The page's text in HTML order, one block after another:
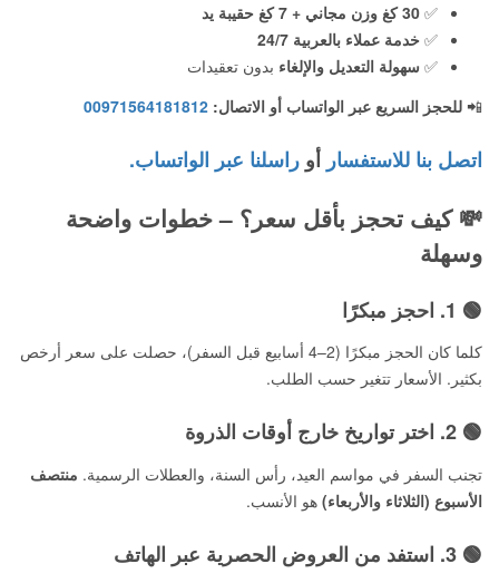
✅ 30 كغ وزن مجاني + 7 كغ حقيبة يد
✅ خدمة عملاء بالعربية 24/7
✅ سهولة التعديل والإلغاء بدون تعقيدات
📲 للحجز السريع عبر الواتساب أو الاتصال: 00971564181812
اتصل بنا للاستفسار أو راسلنا عبر الواتساب.
💸كيف تحجز بأقل سعر؟ – خطوات واضحة
وسهلة
🟢 1. احجز مبكرًا
كلما كان الحجز مبكرًا (2–4 أسابيع قبل السفر)، حصلت على سعر أرخص
بكثير. الأسعار تتغير حسب الطلب.
🟢 2. اختر تواريخ خارج أوقات الذروة
تجنب السفر في مواسم العيد، رأس السنة، والعطلات الرسمية. منتصف
الأسبوع (الثلاثاء والأربعاء) هو الأنسب.
🟢 3. استفد من العروض الحصرية عبر الهاتف